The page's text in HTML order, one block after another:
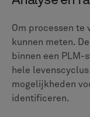
SAP en Oracle,
De belangrijkste
eigen verbinding